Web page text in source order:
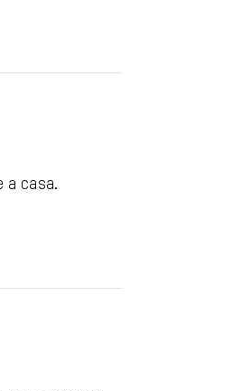
a casa.